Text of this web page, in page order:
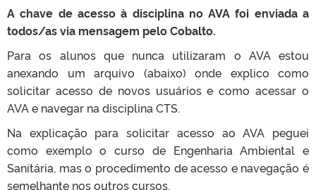
A chave de acesso à disciplina no AVA foi enviada a
todos/as via mensagem pelo Cobalto.
Para os alunos que nunca utilizaram o AVA estou
anexando um arquivo (abaixo) onde explico como
solicitar acesso de novos usuários e como acessar o
AVA e navegar na disciplina CTS.
Na explicação para solicitar acesso ao AVA peguei
como exemplo o curso de Engenharia Ambiental e
Sanitária, mas o procedimento de acesso e navegação é
semelhante nos outros cursos.